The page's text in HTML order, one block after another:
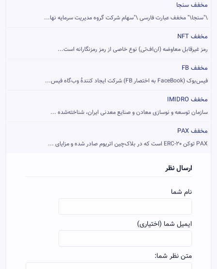
مخفف سنجا
\"سنجا\" مخفف عبارت فارسی \"سهام شرکت گروه مدیریت سرمایه نها...
مخفف NFT
رمز غیرقابل معاوضه (ان‌اف‌تی) نوع خاصی از رمز رمزنگارانه است...
مخفف FB
فیس‌بوک (FaceBook به اختصار FB) شرکت ایجاد کنندهٔ وب‌گاه فیس...
مخفف IMIDRO
سازمان توسعه و نوسازی معادن و صنایع معدنی ایران، شناخته‌شده ...
مخفف PAX
PAX توکن ERC-20 است که در بلاک‌چین اتریوم صادر شده و مزایای ...
ارسال نظر
نام شما
ایمیل شما (اختیاری)
متن نظر شما: